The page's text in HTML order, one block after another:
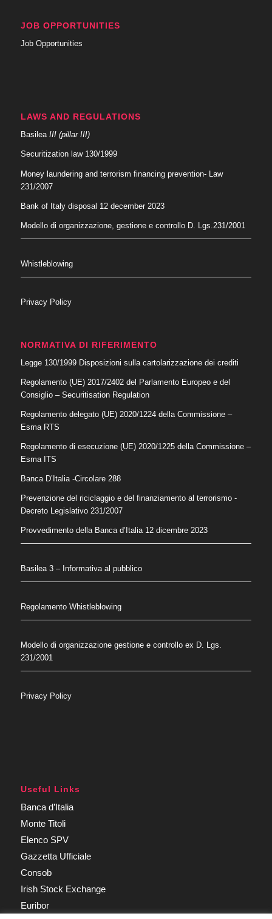
JOB OPPORTUNITIES
Job Opportunities
LAWS AND REGULATIONS
Basilea III (pillar III)
Securitization law 130/1999
Money laundering and terrorism financing prevention- Law
231/2007
Bank of Italy disposal 12 december 2023
Modello di organizzazione, gestione e controllo D. Lgs.231/2001
Whistleblowing
Privacy Policy
NORMATIVA DI RIFERIMENTO
Legge 130/1999 Disposizioni sulla cartolarizzazione dei crediti
Regolamento (UE) 2017/2402 del Parlamento Europeo e del
Consiglio – Securitisation Regulation
Regolamento delegato (UE) 2020/1224 della Commissione –
Esma RTS
Regolamento di esecuzione (UE) 2020/1225 della Commissione –
Esma ITS
Banca D’Italia -Circolare 288
Prevenzione del riciclaggio e del finanziamento al terrorismo -
Decreto Legislativo 231/2007
Provvedimento della Banca d’Italia 12 dicembre 2023
Basilea 3 – Informativa al pubblico
Regolamento Whistleblowing
Modello di organizzazione gestione e controllo ex D. Lgs.
231/2001
Privacy Policy
Useful Links
Banca d’Italia
Monte Titoli
Elenco SPV
Gazzetta Ufficiale
Consob
Irish Stock Exchange
Euribor